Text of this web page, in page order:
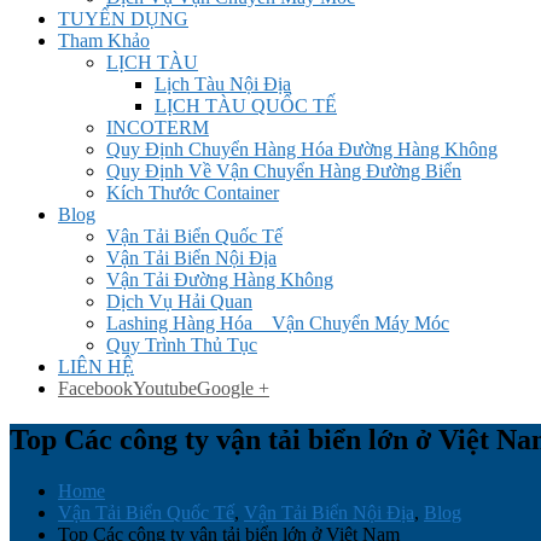
TUYỂN DỤNG
Tham Khảo
LỊCH TÀU
Lịch Tàu Nội Địa
LỊCH TÀU QUỐC TẾ
INCOTERM
Quy Định Chuyển Hàng Hóa Đường Hàng Không
Quy Định Về Vận Chuyển Hàng Đường Biển
Kích Thước Container
Blog
Vận Tải Biển Quốc Tế
Vận Tải Biển Nội Địa
Vận Tải Đường Hàng Không
Dịch Vụ Hải Quan
Lashing Hàng Hóa _ Vận Chuyển Máy Móc
Quy Trình Thủ Tục
LIÊN HỆ
FacebookYoutubeGoogle +
Top Các công ty vận tải biển lớn ở Việt
Home
Vận Tải Biển Quốc Tế, Vận Tải Biển Nội Địa, Blog
Top Các công ty vận tải biển lớn ở Việt Nam